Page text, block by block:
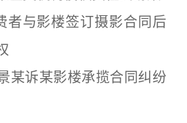
与影楼签订摄影合同后
诉某影楼承揽合同纠纷